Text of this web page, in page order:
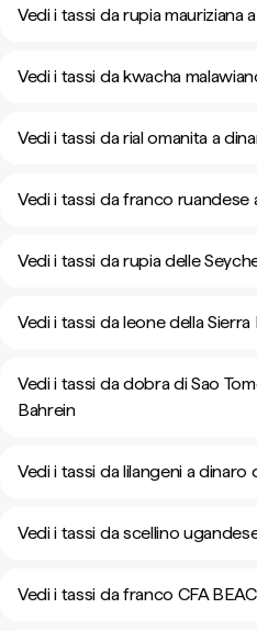
Vedi i tassi da rupia mauriziana
Vedi i tassi da kwacha
Vedi i tassi da rial omanita a
Vedi i tassi da franco ruandese
Vedi i tassi da rupia delle
Vedi i tassi da leone della
Vedi i tassi da dobra di Sao
Bahrein
Vedi i tassi da lilangeni a dinaro
Vedi i tassi da scellino
Vedi i tassi da franco CFA